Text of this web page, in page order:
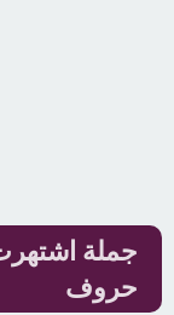
جملة
حروف